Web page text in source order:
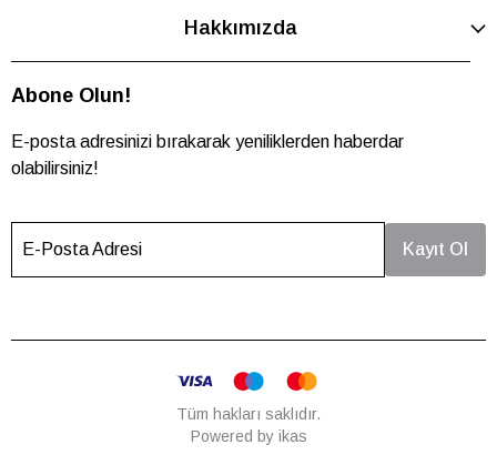
Hakkımızda
Abone Olun!
E-posta adresinizi bırakarak yeniliklerden haberdar
olabilirsiniz!
E-Posta Adresi Kayıt Ol
Tüm hakları saklıdır.
Powered by ikas